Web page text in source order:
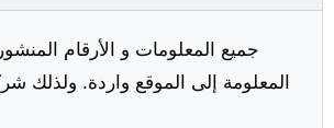
جميع المعلومات و الأرقام
المعلومة إلى الموقع واردة. ولذلك